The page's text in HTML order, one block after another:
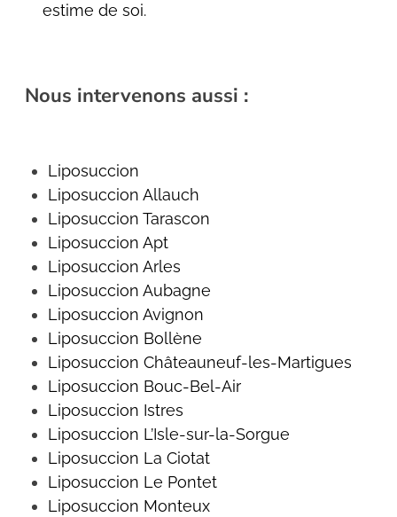
estime de soi.
Nous intervenons aussi :
Liposuccion
Liposuccion Allauch
Liposuccion Tarascon
Liposuccion Apt
Liposuccion Arles
Liposuccion Aubagne
Liposuccion Avignon
Liposuccion Bollène
Liposuccion Châteauneuf-les-Martigues
Liposuccion Bouc-Bel-Air
Liposuccion Istres
Liposuccion L’Isle-sur-la-Sorgue
Liposuccion La Ciotat
Liposuccion Le Pontet
Liposuccion Monteux